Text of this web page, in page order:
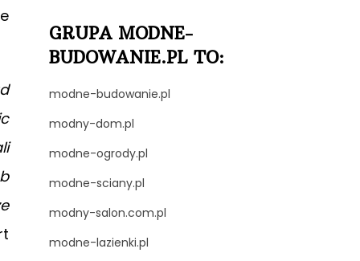
GRUPA MODNE-
BUDOWANIE.PL TO:
modne-budowanie.pl
modny-dom.pl
modne-ogrody.pl
modne-sciany.pl
modny-salon.com.pl
modne-lazienki.pl